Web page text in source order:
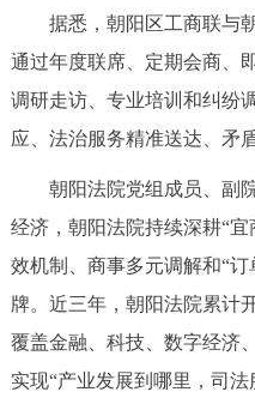
据悉，朝阳区工商联与朝
通过年度联席、定期会商、
调研走访、专业培训和纠纷
应、法治服务精准送达、矛
朝阳法院党组成员、副院
经济，朝阳法院持续深耕“
效机制、商事多元调解和“
牌。近三年，朝阳法院累计
覆盖金融、科技、数字经济
实现“产业发展到哪里，司法